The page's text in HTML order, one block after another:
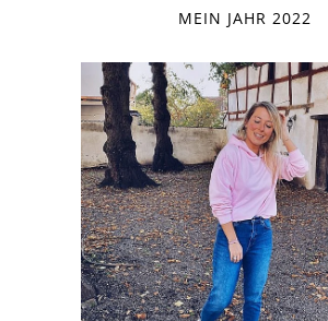
MEIN JAHR 2022